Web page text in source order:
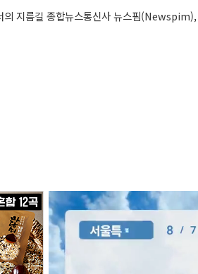
의 지름길 종합뉴스통신사 뉴스핌